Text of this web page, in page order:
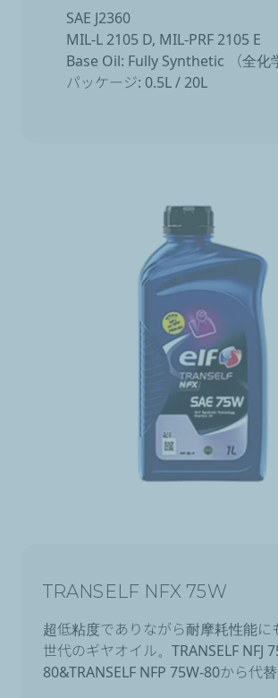
SAE J2360
MIL-L 2105 D, MIL-PRF 2105 E
Base Oil: Fully Synthetic （全化
パッケージ: 0.5L / 20L
TRANSELF NFX 75W
超低粘度でありながら耐摩耗性能に
世代のギヤオイル。TRANSELF NFJ
80&TRANSELF NFP 75W-80から代替